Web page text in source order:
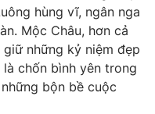
hùng vĩ, ngân nga
Mộc Châu, hơn cả
những kỷ niệm đẹp
chốn bình yên trong
bộn bề cuộc